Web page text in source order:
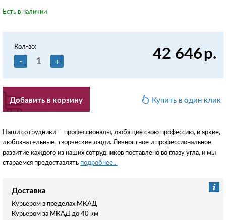
Есть в наличии
Кол-во:
- +
Добавить в корзину
42 646р.
Купить в один клик
Наши сотрудники — профессионалы, любящие свою профессию, и яркие,
любознательные, творческие люди. Личностное и профессиональное
развитие каждого из наших сотрудников поставлено во главу угла, и мы
стараемся предоставлять подробнее...
Доставка
Курьером в пределах МКАД
Курьером за МКАД до 40 км